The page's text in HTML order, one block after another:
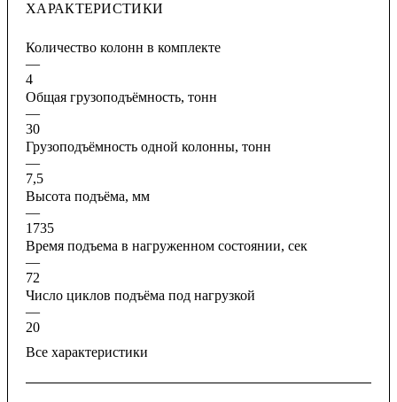
ХАРАКТЕРИСТИКИ
Количество колонн в комплекте
—
4
Общая грузоподъёмность, тонн
—
30
Грузоподъёмность одной колонны, тонн
—
7,5
Высота подъёма, мм
—
1735
Время подъема в нагруженном состоянии, сек
—
72
Число циклов подъёма под нагрузкой
—
20
Все характеристики